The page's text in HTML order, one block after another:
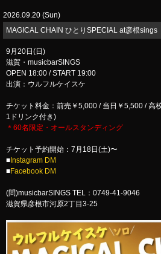
2026.09.20 (Sun)
MAGICAL CHAIN ひとりSPECIAL at彦根sings
9月20日(日)
滋賀・musicbarSINGS
OPEN 18:00 / START 19:00
出演：ウルフルケイスケ
チケット料金：前売￥5,000 / 当日￥5,500 / 高
1ドリンク付き)
＊60名限定・オールスタンディング
チケット予約開始：7月18日(土)〜
■Instagram DM
■Facebook DM
(問)musicbarSINGS TEL：0749-41-9046
滋賀県彦根市河原2丁目3-25